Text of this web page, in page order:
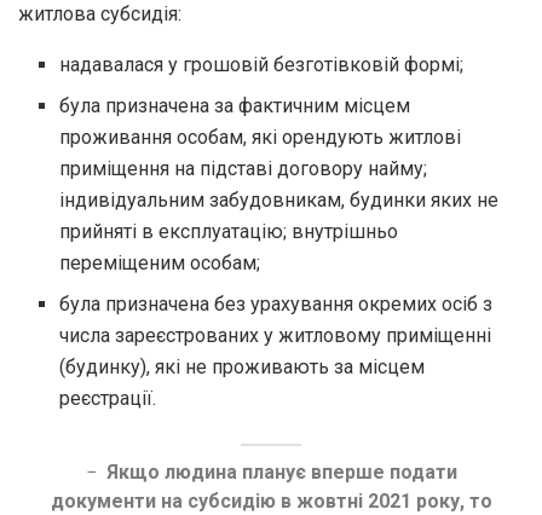
житлова субсидія:
надавалася у грошовій безготівковій формі;
була призначена за фактичним місцем
проживання особам, які орендують житлові
приміщення на підставі договору найму;
індивідуальним забудовникам, будинки яких не
прийняті в експлуатацію; внутрішньо
переміщеним особам;
була призначена без урахування окремих осіб з
числа зареєстрованих у житловому приміщенні
(будинку), які не проживають за місцем
реєстрації.
− Якщо людина планує вперше подати
документи на субсидію в жовтні 2021 року, то